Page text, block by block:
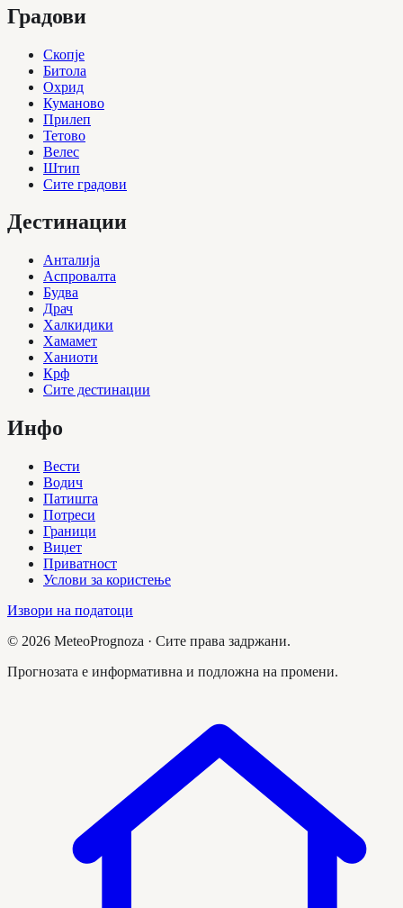
Градови
Скопје
Битола
Охрид
Куманово
Прилеп
Тетово
Велес
Штип
Сите градови
Дестинации
Анталија
Аспровалта
Будва
Драч
Халкидики
Хамамет
Ханиоти
Крф
Сите дестинации
Инфо
Вести
Водич
Патишта
Потреси
Граници
Виџет
Приватност
Услови за користење
Извори на податоци
© 2026 MeteoPrognoza · Сите права задржани.
Прогнозата е информативна и подложна на промени.